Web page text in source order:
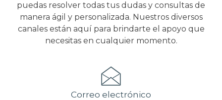
puedas resolver todas tus dudas y consultas de
manera ágil y personalizada. Nuestros diversos
canales están aquí para brindarte el apoyo que
necesitas en cualquier momento.
Correo electrónico